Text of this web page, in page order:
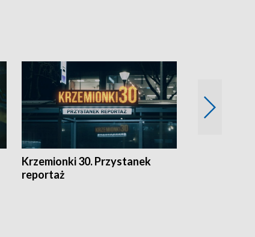
Krzemionki 30. Przystanek
reportaż